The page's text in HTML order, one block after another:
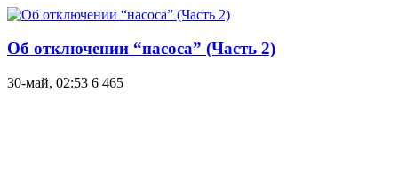
Об отключении “насоса” (Часть 2)
30-май, 02:53 6 465